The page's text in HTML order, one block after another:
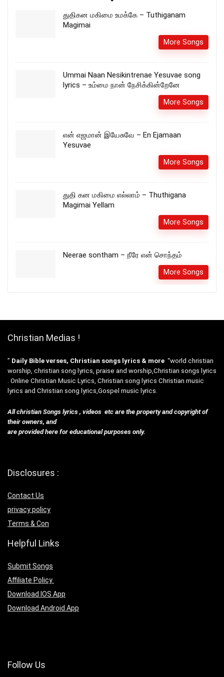
துதிகன மகிமை உமக்கே – Tuthiganam
Magimai
More Songs
Ummai Naan Nesikintrenae Yesuvae song
lyrics – உம்மை நான் நேசிக்கின்றேனே
More Songs
என் எஜமான் இயேசுவே – En Ejamaan
Yesuvae
More Songs
துதி கன மகிமை எல்லாம் – Thuthigana
Magimai Yellam
More Songs
Neerae sontham – நீரே என் சொந்தம்
More Songs
Christian Medias !
” Daily Bible verses, Christian songs lyrics & more “world christian
worship, christian song lyrics, praise and worship,Christian songs lyrics
. Online Christian Music Lyrics, Christian song lyrics Christian music
lyrics and Christian song lyrics,Gospel music lyrics.
All christian Songs lyrics , videos etc are the property and copyright of
their owners, and
are provided here for educational purposes only.
Disclosures :
Contact Us
privacy policy
Terms & Con
Helpful Links
Submit Songs
Affiliate Policy
Download IOS App
Download Android App
Follow Us